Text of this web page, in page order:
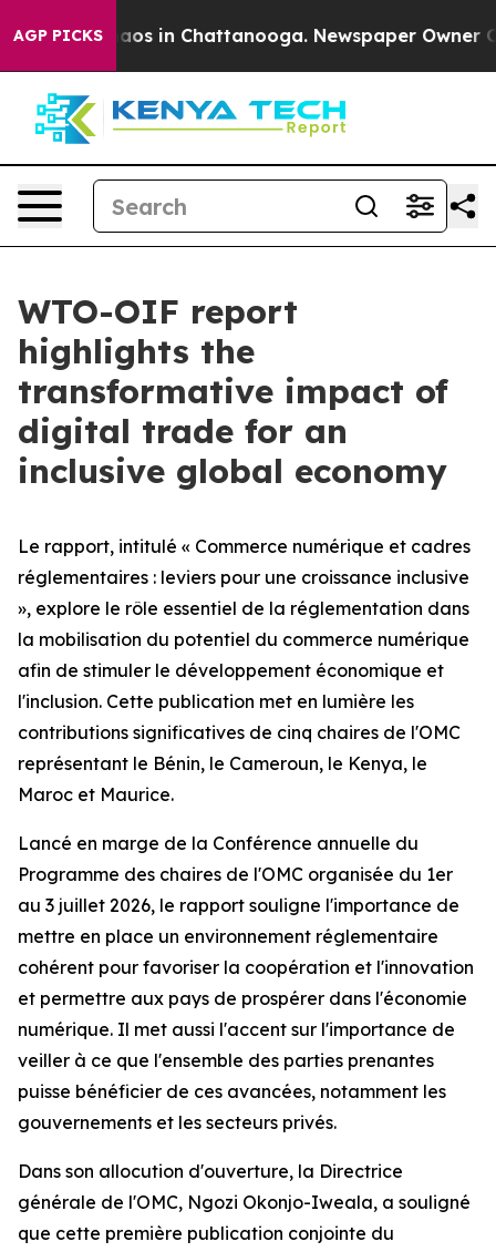
AGP PICKSChaos in Chattanooga. Newspaper Owner
WTO-OIF report
highlights the
transformative impact of
digital trade for an
inclusive global economy
Le rapport, intitulé « Commerce numérique et cadres
réglementaires : leviers pour une croissance inclusive
», explore le rôle essentiel de la réglementation dans
la mobilisation du potentiel du commerce numérique
afin de stimuler le développement économique et
l'inclusion. Cette publication met en lumière les
contributions significatives de cinq chaires de l'OMC
représentant le Bénin, le Cameroun, le Kenya, le
Maroc et Maurice.
Lancé en marge de la Conférence annuelle du
Programme des chaires de l'OMC organisée du 1er
au 3 juillet 2026, le rapport souligne l'importance de
mettre en place un environnement réglementaire
cohérent pour favoriser la coopération et l'innovation
et permettre aux pays de prospérer dans l'économie
numérique. Il met aussi l'accent sur l'importance de
veiller à ce que l'ensemble des parties prenantes
puisse bénéficier de ces avancées, notamment les
gouvernements et les secteurs privés.
Dans son allocution d'ouverture, la Directrice
générale de l'OMC, Ngozi Okonjo-Iweala, a souligné
que cette première publication conjointe du